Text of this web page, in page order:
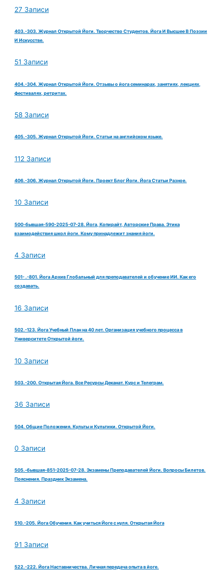
27 Записи
403.-303. Журнал Открытой Йоги. Творчество Студентов. Йога И Высшее В Поэзии
И Искусстве.
51 Записи
404.-304. Журнал Открытой Йоги. Отзывы о йога семинарах, занятиях, лекциях,
фестивалях, ретритах.
58 Записи
405.-305. Журнал Открытой Йоги. Статьи на английском языке.
112 Записи
406.-306. Журнал Открытой Йоги. Проект Блог Йоги. Йога Статьи Разное.
10 Записи
500-бывшая-590-2025-07-28. Йога, Копирайт, Авторские Права. Этика
взаимодействия школ йоги. Кому принадлежит знания йоги.
4 Записи
501- .-801. Йога Архив Глобальный для преподавателей и обучение ИИ. Как его
создавать.
16 Записи
502.-123. Йога Учебный План на 40 лет. Организация учебного процесса в
Университете Открытой йоги.
10 Записи
503.-200. Открытая Йога. Все Ресурсы Деканат. Курс и Телеграм.
36 Записи
504. Общие Положения. Культы и Культики. Открытой Йоги.
0 Записи
505.-бывшая-851-2025-07-28. Экзамены Преподавателей Йоги. Вопросы Билетов.
Пояснения. Праздник Экзамена.
4 Записи
510.-205. Йога Обучения. Как учиться Йоге с нуля. Открытая Йога
91 Записи
522.-222. Йога Наставничества. Личная передача опыта в йоге.